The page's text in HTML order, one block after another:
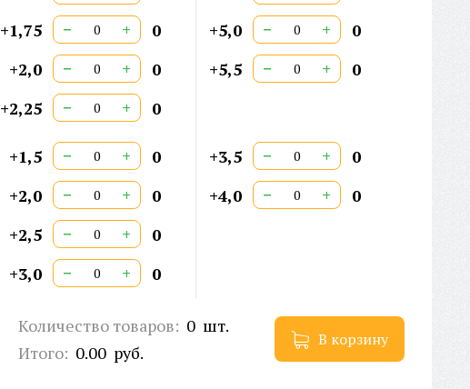
+1,75
− +
0
+2,0
− +
0
+2,25
− + 0
+5,0
− +
0
+5,5
− + 0
+1,5 − +
0
+2,0
− +
0
+2,5
− +
0
+3,0
− + 0
+3,5 − +
0
+4,0
− + 0
Количество товаров: 0 шт.
Итого: 0.00 руб.
В корзину